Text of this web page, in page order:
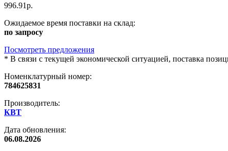
996.91р.
Ожидаемое время поставки на склад:
по запросу
Посмотреть предложения
* В связи с текущей экономической ситуацией, поставка
Номенклатурный номер:
784625831
Производитель:
КВТ
Дата обновления:
06.08.2026